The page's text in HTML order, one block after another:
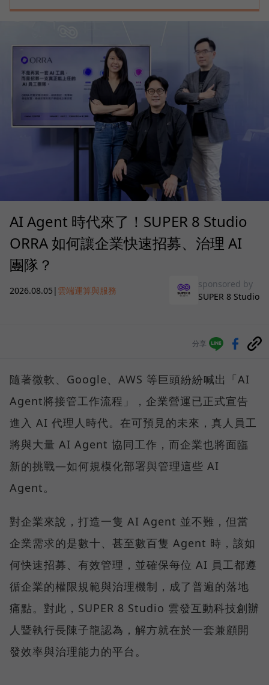
AI Agent 時代來了！SUPER 8 Studio
ORRA 如何讓企業快速招募、治理 AI
團隊？
2026.08.05 | 雲端運算與服務
sponsored by
SUPER 8 Studio
分享
隨著微軟、Google、AWS 等巨頭紛紛喊出「AI
Agent將接管工作流程」，企業營運已正式宣告
進入 AI 代理人時代。在可預見的未來，真人員工
將與大量 AI Agent 協同工作，而企業也將面臨
新的挑戰—如何規模化部署與管理這些 AI
Agent。
對企業來說，打造一隻 AI Agent 並不難，但當
企業需求的是數十、甚至數百隻 Agent 時，該如
何快速招募、有效管理，並確保每位 AI 員工都遵
循企業的權限規範與治理機制，成了普遍的落地
痛點。對此，SUPER 8 Studio 雲發互動科技創辦
人暨執行長陳子龍認為，解方就在於一套兼顧開
發效率與治理能力的平台。